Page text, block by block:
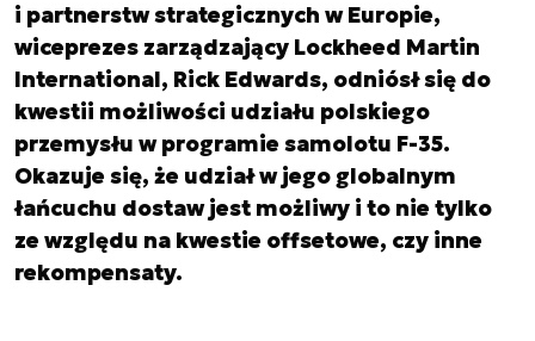
i partnerstw strategicznych w Europie,
wiceprezes zarządzający Lockheed Martin
International, Rick Edwards, odniósł się do
kwestii możliwości udziału polskiego
przemysłu w programie samolotu F-35.
Okazuje się, że udział w jego globalnym
łańcuchu dostaw jest możliwy i to nie tylko
ze względu na kwestie offsetowe, czy inne
rekompensaty.